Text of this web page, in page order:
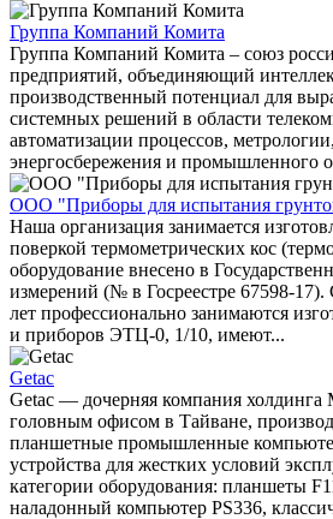
Группа Компаний Комита
Группа Компаний Комита – союз
предприятий, объединяющий
производственный потенциал для
системных решений в области
автоматизации процессов,
энергосбережения и промышленного
ООО "Приборы для испытания
Наша организация занимается
поверкой термометрических кос
оборудование внесено в
измерений (№ в Госреестре 67598-17).
лет профессионально занимаются
и приборов ЭТЦ-0, 1/10, имеют...
Getac
Getac — дочерняя компания холдинга
головным офисом в Тайване,
планшетные промышленные
устройства для жестких условий
категории оборудования: планшеты
наладонный компьютер PS336,